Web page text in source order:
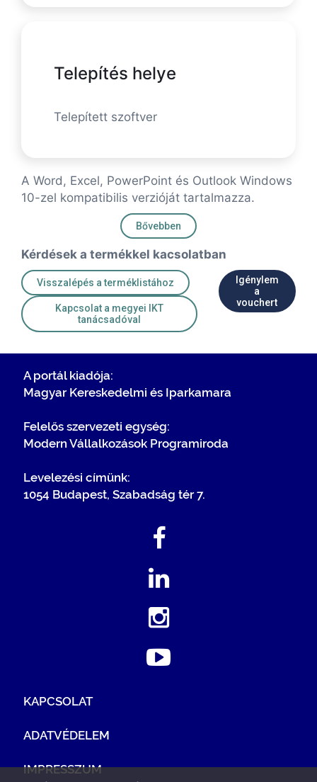
Telepítés helye
Telepített szoftver
A Word, Excel, PowerPoint és Outlook Windows
10-zel kompatibilis verzióját tartalmazza.
Bővebben
Kérdések a termékkel kacsolatban
Visszalépés a terméklistához
Kapcsolat a megyei IKT
tanácsadóval
Igénylem
a
vouchert
A portál kiadója:
Magyar Kereskedelmi és Iparkamara
Felelős szervezeti egység:
Modern Vállalkozások Programiroda
Levelezési címünk:
1054 Budapest, Szabadság tér 7.
KAPCSOLAT
ADATVÉDELEM
IMPRESSZUM